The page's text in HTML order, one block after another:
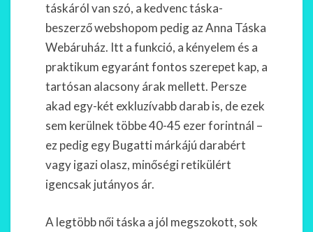
táskáról van szó, a kedvenc táska-
beszerző webshopom pedig az Anna Táska
Webáruház. Itt a funkció, a kényelem és a
praktikum egyaránt fontos szerepet kap, a
tartósan alacsony árak mellett. Persze
akad egy-két exkluzívabb darab is, de ezek
sem kerülnek többe 40-45 ezer forintnál –
ez pedig egy Bugatti márkájú darabért
vagy igazi olasz, minőségi retikülért
igencsak jutányos ár.
A legtöbb női táska a jól megszokott, sok